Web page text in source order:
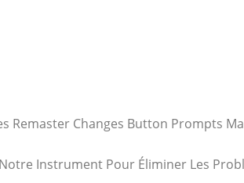
Remaster Changes Button Prompts
Instrument Pour Éliminer Les